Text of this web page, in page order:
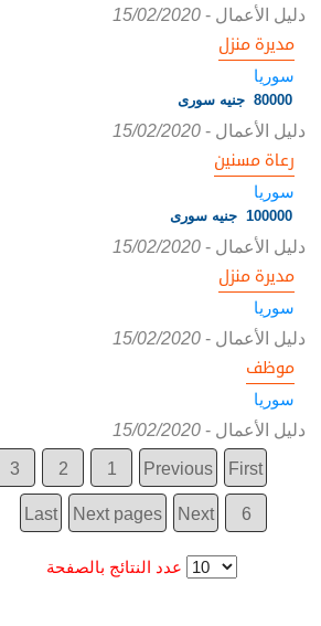
دليل الأعمال -
15/02/2020
مديرة منزل
سوريا
80000 جنيه سورى
دليل الأعمال -
15/02/2020
رعاة مسنين
سوريا
100000 جنيه سورى
دليل الأعمال -
15/02/2020
مديرة منزل
سوريا
دليل الأعمال -
15/02/2020
موظف
سوريا
دليل الأعمال -
15/02/2020
First
Previous
1
2
3
6
Next
Next pages
Last
عدد النتائج بالصفحة